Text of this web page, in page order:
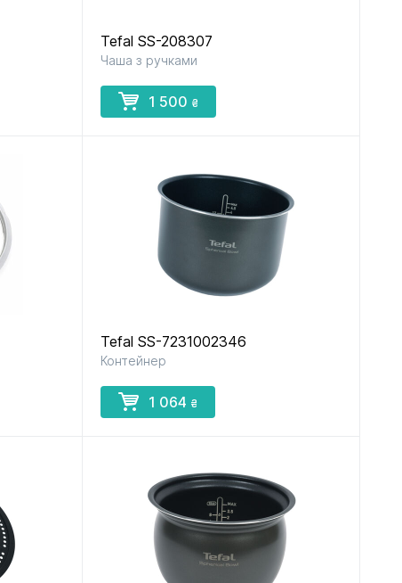
Tefal SS-208307
Чаша з ручками
1 500 ₴
Tefal SS-7231002346
Контейнер
1 064 ₴